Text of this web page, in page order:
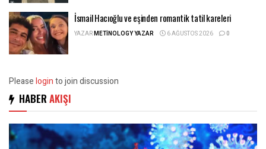
İsmail Hacıoğlu ve eşinden romantik tatil kareleri
YAZARMETINOLOGY YAZAR 6 AĞUSTOS 2026 0
Pleaseloginto join discussion
HABER AKIŞI